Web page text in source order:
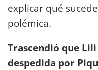
explicar qué
polémica.
Trascendió que
despedida por